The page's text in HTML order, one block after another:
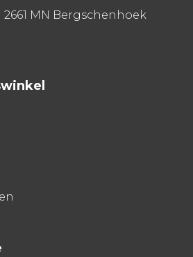
2661 MN Bergschenhoek